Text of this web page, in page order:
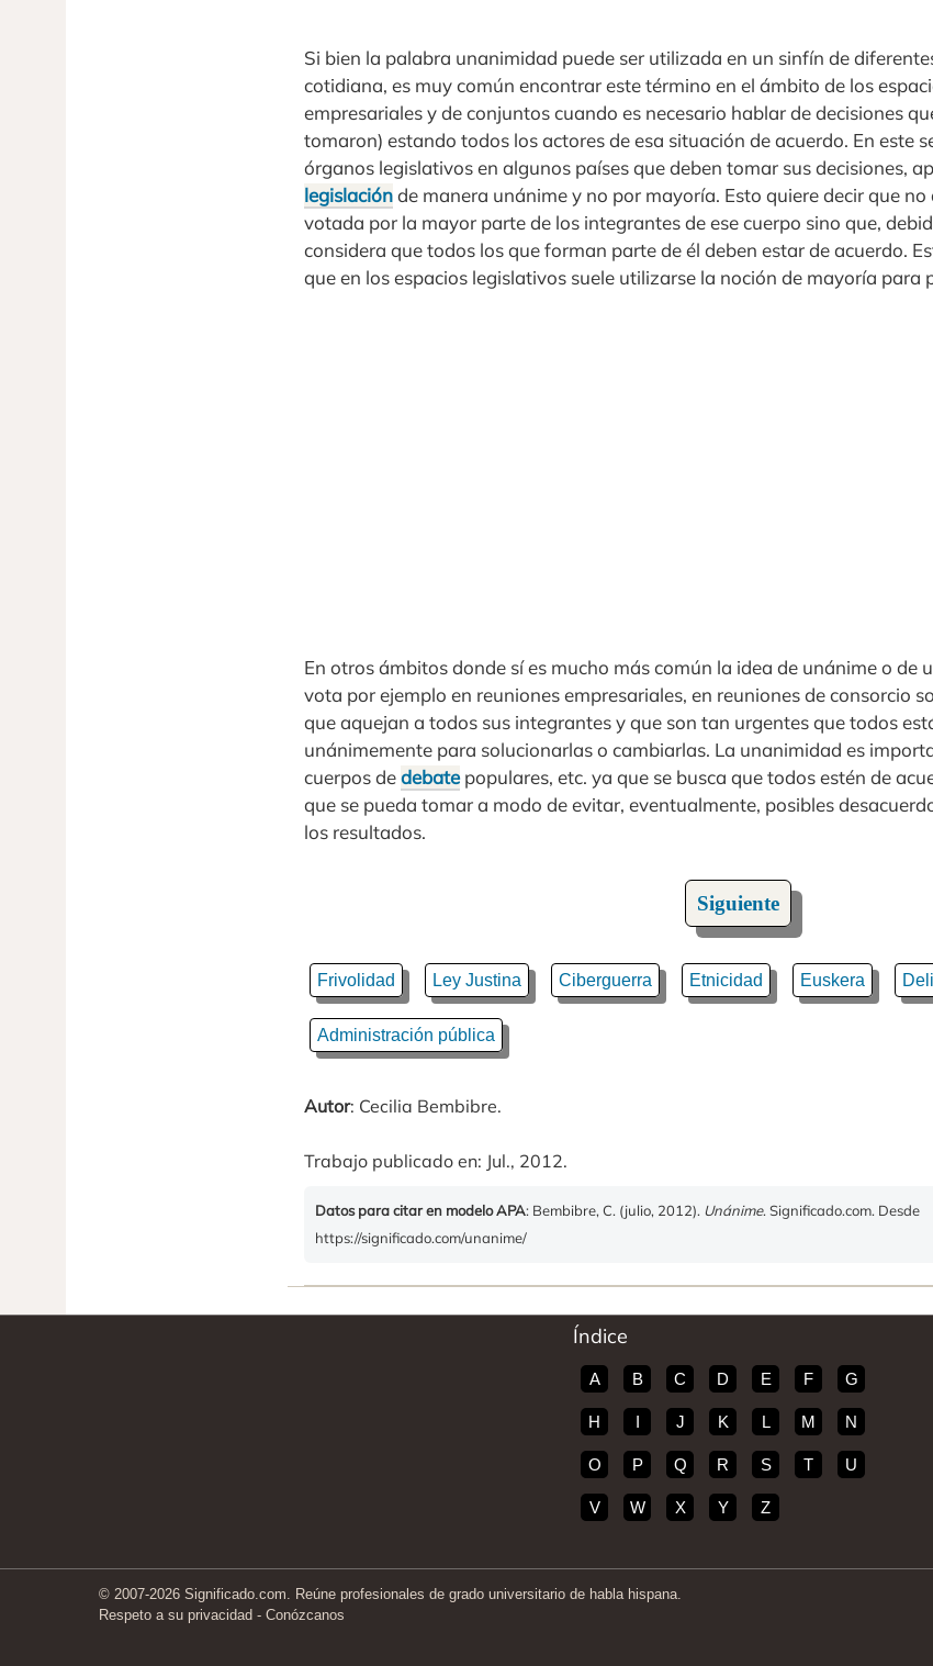
Si bien la palabra unanimidad puede ser utilizada en un sinfín de
cotidiana, es muy común encontrar este término en el ámbito de los
empresariales y de conjuntos cuando es necesario hablar de decisiones
tomaron) estando todos los actores de esa situación de acuerdo. En este
órganos legislativos en algunos países que deben tomar sus decisiones,
legislaciónde manera unánime y no por mayoría. Esto quiere decir que
votada por la mayor parte de los integrantes de ese cuerpo sino que,
considera que todos los que forman parte de él deben estar de acuerdo.
que en los espacios legislativos suele utilizarse la noción de mayoría para
En otros ámbitos donde sí es mucho más común la idea de unánime o de
vota por ejemplo en reuniones empresariales, en reuniones de consorcio
que aquejan a todos sus integrantes y que son tan urgentes que todos
unánimemente para solucionarlas o cambiarlas. La unanimidad es
cuerpos dedebatepopulares, etc. ya que se busca que todos estén de
que se pueda tomar a modo de evitar, eventualmente, posibles
los resultados.
Siguiente
Frivolidad Ley Justina Ciberguerra Etnicidad Euskera
Administración pública
Autor: Cecilia Bembibre.
Trabajo publicado en: Jul., 2012.
Datos para citar en modelo APA: Bembibre, C. (julio, 2012). Unánime. Significado.com. Desde
https://significado.com/unanime/
Índice
A B C D E F G
H I J K L M N
O P Q R S T U
V W X Y Z
© 2007-2026 Significado.com. Reúne profesionales de grado universitario de habla hispana.
Respeto a su privacidad - Conózcanos